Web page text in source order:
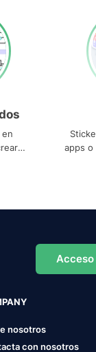
apps o
nosotros
con nosotros